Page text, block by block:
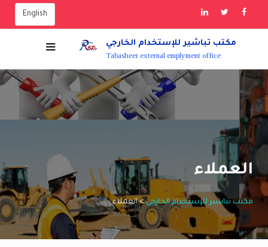
English
مكتب تباشير للإستخدام الخارجي
Tabasheer external emplyment office
العملاء
مكتب تباشير للإستخدام الخارجي>العملاء